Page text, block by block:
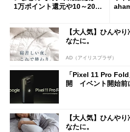
1万ポイント還元や10～20％
【大人気】ひんや
なたに。
AD（アイリスプラザ）
「Pixel 11 Pro
開 イベント開始前
【大人気】ひんや
なたに。